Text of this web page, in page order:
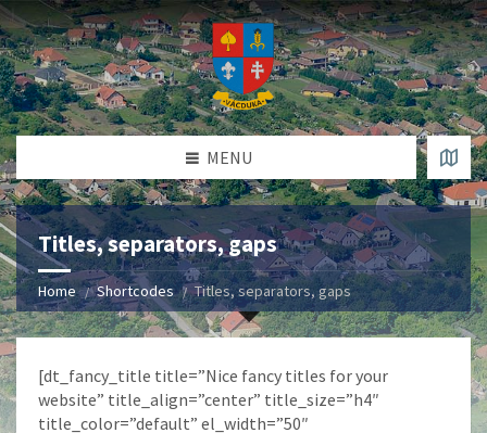
MENU
Titles, separators, gaps
Home Shortcodes Titles, separators, gaps
[dt_fancy_title title=”Nice fancy titles for your
website” title_align=”center” title_size=”h4″
title_color=”default” el_width=”50″